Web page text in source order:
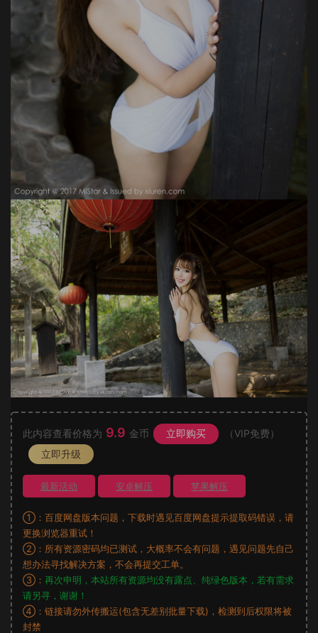
此内容查看价格为 9.9 金币 立即购买
（VIP免费）
立即升级
最新活动 安卓解压 苹果解压
①：百度网盘版本问题，下载时遇见百度网盘提示提取码错误，请
更换浏览器重试！
②：所有资源密码均已测试，大概率不会有问题，遇见问题先自己
想办法寻找解决方案，不会再提交工单。
③： 再次申明，本站所有资源均没有露点、纯绿色版本，若有需求
请另寻，谢谢！
④：链接请勿外传搬运(包含无差别批量下载)，检测到后权限将被
封禁